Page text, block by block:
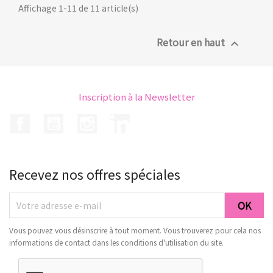
Affichage 1-11 de 11 article(s)
Retour en haut 
Inscription à la Newsletter
Recevez nos offres spéciales
Vous pouvez vous désinscrire à tout moment. Vous trouverez pour cela nos
informations de contact dans les conditions d'utilisation du site.